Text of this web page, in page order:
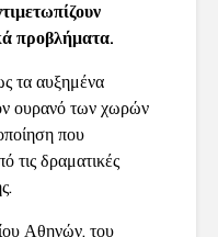
προβλήματα.
τα αυξημένα
ουρανό των χωρών
που
τις δραματικές
Αθηνών, του